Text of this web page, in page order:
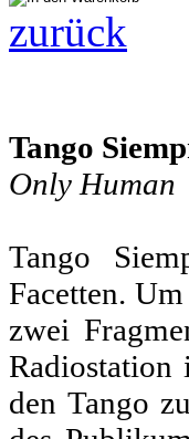
zurück
Tango
Only Human
Tango
Facetten.
zwei
den Tango